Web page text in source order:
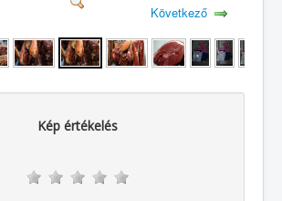
Következő
Kép értékelés